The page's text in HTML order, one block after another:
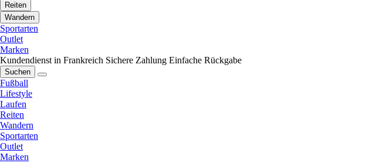
Reiten
Wandern
Sportarten
Outlet
Marken
Kundendienst in Frankreich Sichere Zahlung Einfache Rückgabe
Suchen
Fußball
Lifestyle
Laufen
Reiten
Wandern
Sportarten
Outlet
Marken